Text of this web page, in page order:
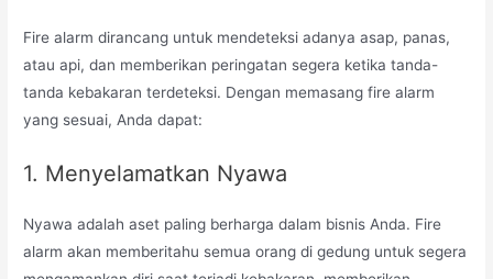
Fire alarm dirancang untuk mendeteksi adanya asap, panas,
atau api, dan memberikan peringatan segera ketika tanda-
tanda kebakaran terdeteksi. Dengan memasang fire alarm
yang sesuai, Anda dapat:
1. Menyelamatkan Nyawa
Nyawa adalah aset paling berharga dalam bisnis Anda. Fire
alarm akan memberitahu semua orang di gedung untuk segera